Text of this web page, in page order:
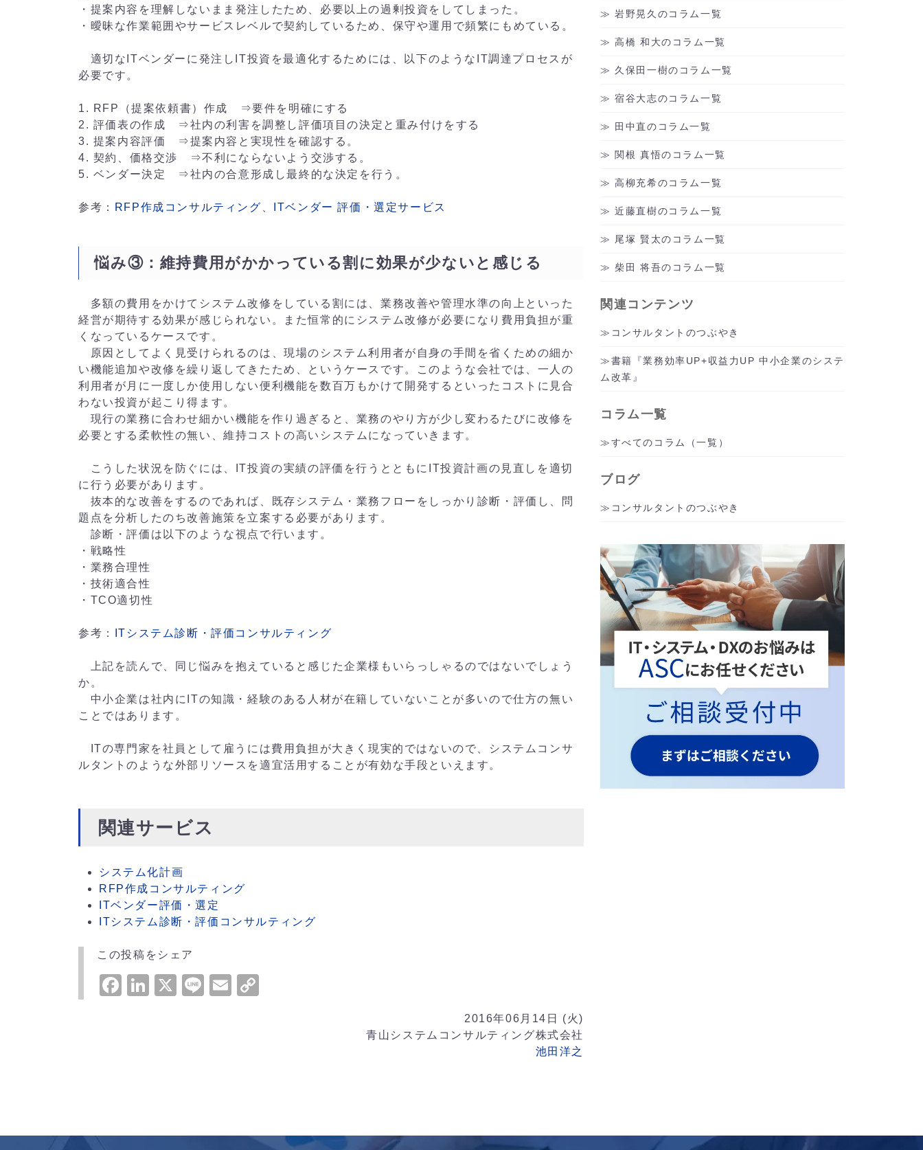
・提案内容を理解しないまま発注したため、必要以上の過剰投資をしてしまった。
・曖昧な作業範囲やサービスレベルで契約しているため、保守や運用で頻繁にもめている。
適切なITベンダーに発注しIT投資を最適化するためには、以下のようなIT調達プロセスが
必要です。
1. RFP（提案依頼書）作成 ⇒要件を明確にする
2. 評価表の作成 ⇒社内の利害を調整し評価項目の決定と重み付けをする
3. 提案内容評価 ⇒提案内容と実現性を確認する。
4. 契約、価格交渉 ⇒不利にならないよう交渉する。
5. ベンダー決定 ⇒社内の合意形成し最終的な決定を行う。
参考： RFP作成コンサルティング ITベンダー 評価・選定サービス
悩み③：維持費用がかかっている割に効果が少ないと感じる
多額の費用をかけてシステム改修をしている割には、業務改善や管理水準の向上といった
経営が期待する効果が感じられない。また恒常的にシステム改修が必要になり費用負担が重
くなっているケースです。
原因としてよく見受けられるのは、現場のシステム利用者が自身の手間を省くための細か
い機能追加や改修を繰り返してきたため、というケースです。このような会社では、一人の
利用者が月に一度しか使用しない便利機能を数百万もかけて開発するといったコストに見合
わない投資が起こり得ます。
現行の業務に合わせ細かい機能を作り過ぎると、業務のやり方が少し変わるたびに改修を
必要とする柔軟性の無い、維持コストの高いシステムになっていきます。
こうした状況を防ぐには、IT投資の実績の評価を行うとともにIT投資計画の見直しを適切
に行う必要があります。
抜本的な改善をするのであれば、既存システム・業務フローをしっかり診断・評価し、問
題点を分析したのち改善施策を立案する必要があります。
診断・評価は以下のような視点で行います。
・戦略性
・業務合理性
・技術適合性
・TCO適切性
参考： ITシステム診断・評価コンサルティング
上記を読んで、同じ悩みを抱えていると感じた企業様もいらっしゃるのではないでしょう
か。
中小企業は社内にITの知識・経験のある人材が在籍していないことが多いので仕方の無い
ことではあります。
ITの専門家を社員として雇うには費用負担が大きく現実的ではないので、システムコンサ
ルタントのような外部リソースを適宜活用することが有効な手段といえます。
関連サービス
システム化計画
RFP作成コンサルティング
ITベンダー評価・選定
ITシステム診断・評価コンサルティング
この投稿をシェア
Facebook
LinkedIn
X LineEmail
2016年06月14日 (火)
青山システムコンサルティング株式会社
池田洋之
岩野晃久のコラム一覧
高橋 和大のコラム一覧
久保田一樹のコラム一覧
宿谷大志のコラム一覧
田中直のコラム一覧
関根 真悟のコラム一覧
高柳充希のコラム一覧
近藤直樹のコラム一覧
尾塚 賢太のコラム一覧
柴田 将吾のコラム一覧
関連コンテンツ
コンサルタントのつぶやき
書籍『業務効率UP+収益力UP 中小企業のシステ
ム改革』
コラム一覧
すべてのコラム（一覧）
ブログ
コンサルタントのつぶやき